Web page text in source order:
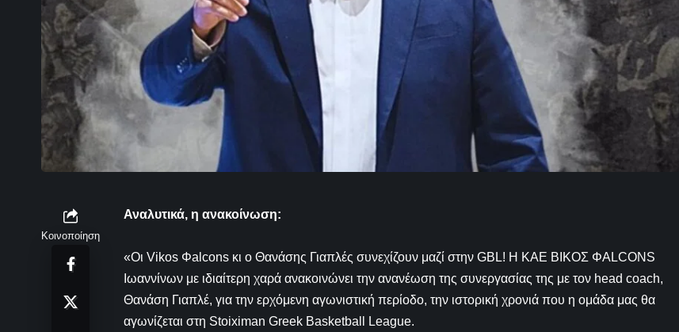
Κοινοποίηση
Αναλυτικά, η ανακοίνωση:
«Οι Vikos Φalcons κι ο Θανάσης Γιαπλές συνεχίζουν μαζί στην GBL! Η ΚΑΕ ΒΙΚΟΣ ΦALCONS
Ιωαννίνων με ιδιαίτερη χαρά ανακοινώνει την ανανέωση της συνεργασίας της με τον head coach,
Θανάση Γιαπλέ, για την ερχόμενη αγωνιστική περίοδο, την ιστορική χρονιά που η ομάδα μας θα
αγωνίζεται στη Stoiximan Greek Basketball League.